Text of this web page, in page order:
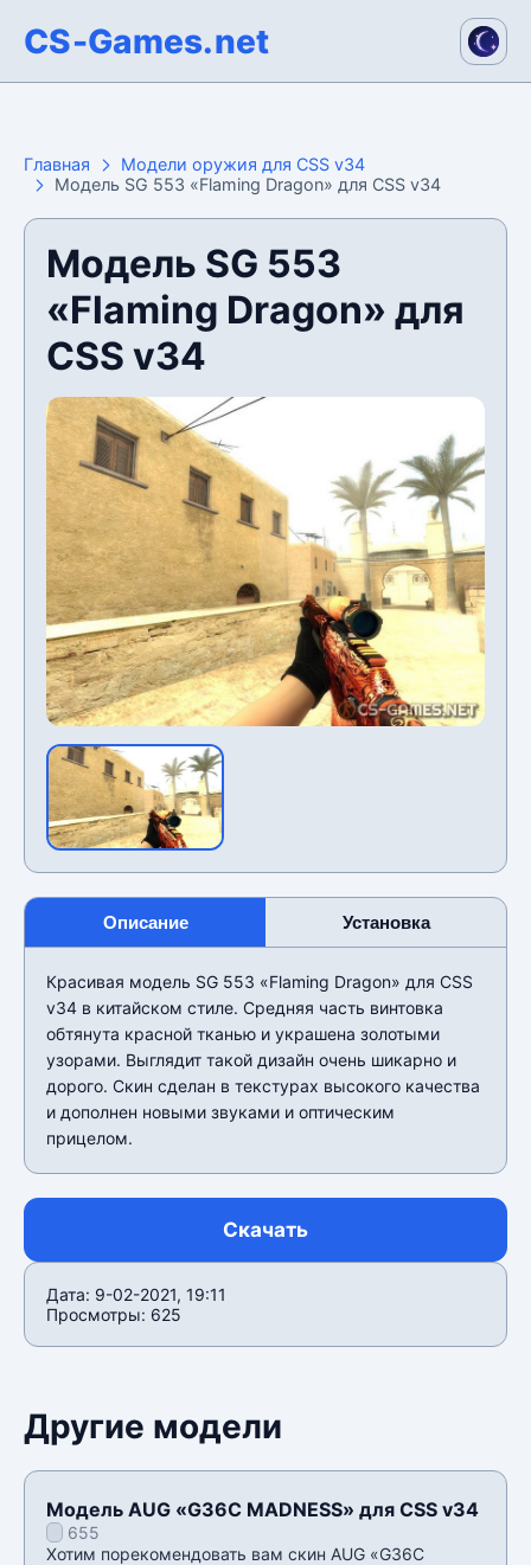
CS-Games.net
Главная
Модели оружия для CSS v34
Модель SG 553 «Flaming Dragon» для CSS v34
Модель SG 553
«Flaming Dragon» для
CSS v34
Описание Установка
Красивая модель SG 553 «Flaming Dragon» для CSS
v34 в китайском стиле. Средняя часть винтовка
обтянута красной тканью и украшена золотыми
узорами. Выглядит такой дизайн очень шикарно и
дорого. Скин сделан в текстурах высокого качества
и дополнен новыми звуками и оптическим
прицелом.
Скачать
Дата: 9-02-2021, 19:11
Просмотры: 625
Другие модели
Модель AUG «G36C MADNESS» для CSS v34
655
Хотим порекомендовать вам скин AUG «G36C